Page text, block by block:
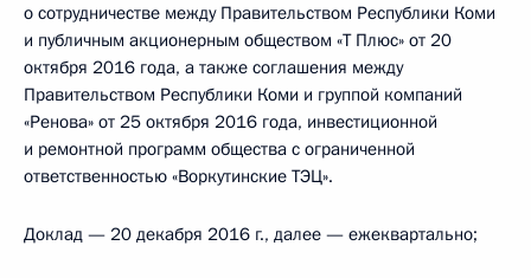
о сотрудничестве между Правительством Республики Коми
и публичным акционерным обществом «Т Плюс» от 20
октября 2016 года, а также соглашения между
Правительством Республики Коми и группой компаний
«Ренова» от 25 октября 2016 года, инвестиционной
и ремонтной программ общества с ограниченной
ответственностью «Воркутинские ТЭЦ».
Доклад — 20 декабря 2016 г., далее — ежеквартально;